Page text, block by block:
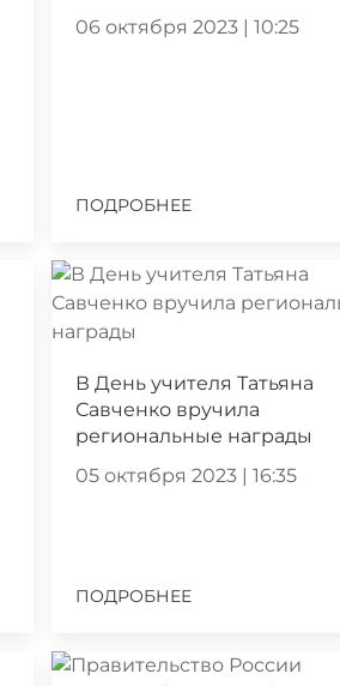
06 октября 2023 | 10:25
ПОДРОБНЕЕ
В День учителя Татьяна
Савченко вручила
региональные награды
05 октября 2023 | 16:35
ПОДРОБНЕЕ